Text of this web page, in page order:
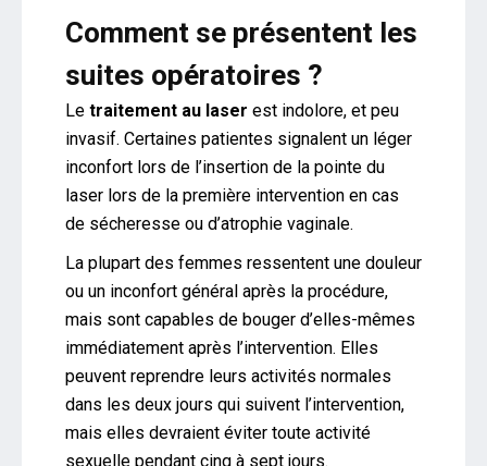
Comment se présentent les
suites opératoires ?
Le traitement au laser est indolore, et peu
invasif. Certaines patientes signalent un léger
inconfort lors de l’insertion de la pointe du
laser lors de la première intervention en cas
de sécheresse ou d’atrophie vaginale.
La plupart des femmes ressentent une douleur
ou un inconfort général après la procédure,
mais sont capables de bouger d’elles-mêmes
immédiatement après l’intervention. Elles
peuvent reprendre leurs activités normales
dans les deux jours qui suivent l’intervention,
mais elles devraient éviter toute activité
sexuelle pendant cinq à sept jours.